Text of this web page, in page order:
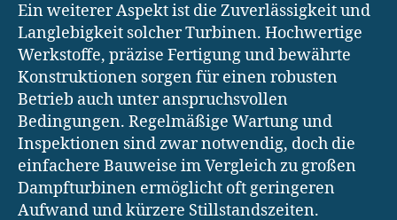
Ein weiterer Aspekt ist die Zuverlässigkeit und
Langlebigkeit solcher Turbinen. Hochwertige
Werkstoffe, präzise Fertigung und bewährte
Konstruktionen sorgen für einen robusten
Betrieb auch unter anspruchsvollen
Bedingungen. Regelmäßige Wartung und
Inspektionen sind zwar notwendig, doch die
einfachere Bauweise im Vergleich zu großen
Dampfturbinen ermöglicht oft geringeren
Aufwand und kürzere Stillstandszeiten.